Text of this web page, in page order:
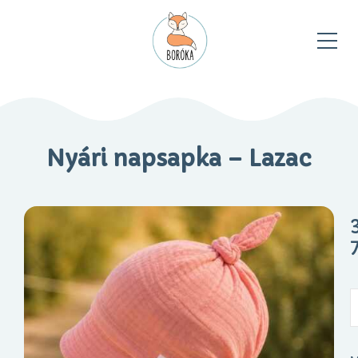
Nyári napsapka – Lazac